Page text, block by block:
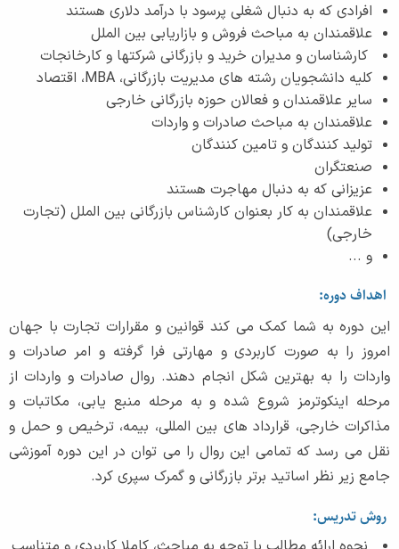
افرادی که به دنبال شغلی پرسود با درآمد دلاری هستند
علاقمندان به مباحث فروش و بازاریابی بین الملل
کارشناسان و مدیران خرید و بازرگانی شرکت‏ها و کارخانجات
کلیه دانشجویان رشته های مدیریت بازرگانی، MBA، اقتصاد
سایر علاقمندان و فعالان حوزه بازرگانی خارجی
علاقمندان به مباحث صادرات و واردات
تولید کنندگان و تامین کنندگان
صنعتگران
عزیزانی که به دنبال مهاجرت هستند
علاقمندان به کار بعنوان کارشناس بازرگانی بین الملل (تجارت
خارجی)
و ...
اهداف دوره:
این دوره به شما کمک می کند قوانین و مقرارات تجارت با جهان
امروز را به صورت کاربردی و مهارتی فرا گرفته و امر صادرات و
واردات را به بهترین شکل انجام دهند. روال صادرات و واردات از
مرحله اینکوترمز شروع شده و به مرحله منبع یابی، مکاتبات و
مذاکرات خارجی، قرارداد های بین المللی، بیمه، ترخیص و حمل و
نقل می رسد که تمامی این روال را می توان در این دوره آموزشی
جامع زیر نظر اساتید برتر بازرگانی و گمرک سپری کرد.
روش تدریس: